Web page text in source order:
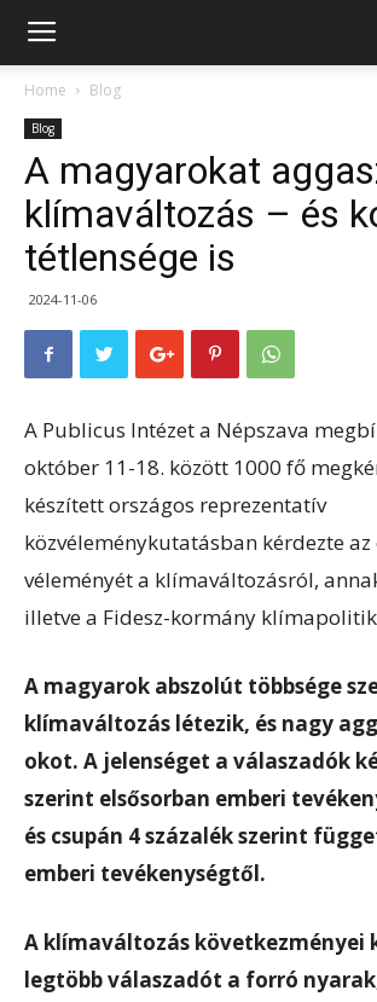
Home Blog
Blog
A magyarokat
klímaváltozás – és
tétlensége is
2024-11-06
A Publicus Intézet a Népszava
október 11-18. között 1000 fő
készített országos reprezentatív
közvéleménykutatásban kérdezte
véleményét a klímaváltozásról,
illetve a Fidesz-kormány
A magyarok abszolút többsége
klímaváltozás létezik, és nagy
okot. A jelenséget a válaszadók
szerint elsősorban emberi
és csupán 4 százalék szerint
emberi tevékenységtől.
A klímaváltozás következményei
legtöbb válaszadót a forró